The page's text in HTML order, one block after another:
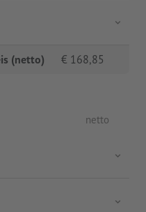
(netto) € 168,85
netto